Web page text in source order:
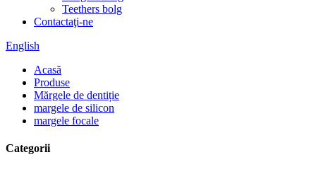
Teethers bolg
Contactaţi-ne
English
Acasă
Produse
Mărgele de dentiție
margele de silicon
margele focale
Categorii